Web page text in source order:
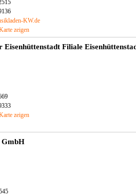
KW.de
zeigen
Eisenhüttenstadt Filiale
zeigen
GmbH